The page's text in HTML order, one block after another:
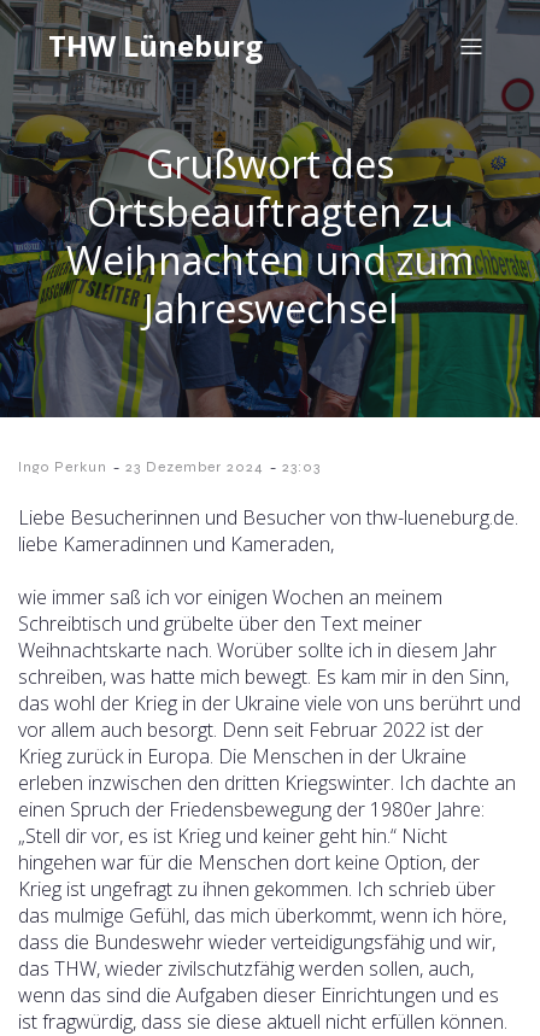
THW Lüneburg
Grußwort des
Ortsbeauftragten zu
Weihnachten und zum
Jahreswechsel
Ingo Perkun - 23 Dezember 2024 - 23:03
Liebe Besucherinnen und Besucher von thw-lueneburg.de.
liebe Kameradinnen und Kameraden,
wie immer saß ich vor einigen Wochen an meinem
Schreibtisch und grübelte über den Text meiner
Weihnachtskarte nach. Worüber sollte ich in diesem Jahr
schreiben, was hatte mich bewegt. Es kam mir in den Sinn,
das wohl der Krieg in der Ukraine viele von uns berührt und
vor allem auch besorgt. Denn seit Februar 2022 ist der
Krieg zurück in Europa. Die Menschen in der Ukraine
erleben inzwischen den dritten Kriegswinter. Ich dachte an
einen Spruch der Friedensbewegung der 1980er Jahre:
„Stell dir vor, es ist Krieg und keiner geht hin.“ Nicht
hingehen war für die Menschen dort keine Option, der
Krieg ist ungefragt zu ihnen gekommen. Ich schrieb über
das mulmige Gefühl, das mich überkommt, wenn ich höre,
dass die Bundeswehr wieder verteidigungsfähig und wir,
das THW, wieder zivilschutzfähig werden sollen, auch,
wenn das sind die Aufgaben dieser Einrichtungen und es
ist fragwürdig, dass sie diese aktuell nicht erfüllen können.